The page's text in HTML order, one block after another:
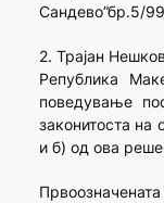
Сандево”бр.5/
2. Трајан
Република
поведување
законитоста на
и б) од ова